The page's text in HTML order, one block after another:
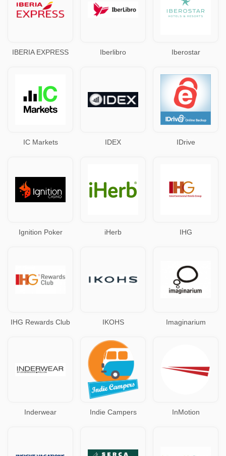
IBERIA EXPRESS Iberlibro Iberostar
IC Markets IDEX IDrive
Ignition Poker iHerb IHG
IHG Rewards Club IKOHS Imaginarium
Inderwear Indie Campers InMotion